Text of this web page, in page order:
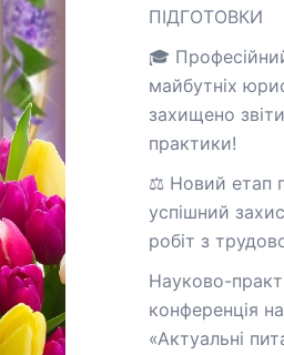
ПІДГОТОВКИ
🎓
майбутніх
захищено
практики!
⚖️ Новий етап
успішний
робіт з
Науково-
конференція
«Актуальні